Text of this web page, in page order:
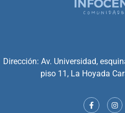
Dirección: Av. Universidad,
piso 11, La Hoyada